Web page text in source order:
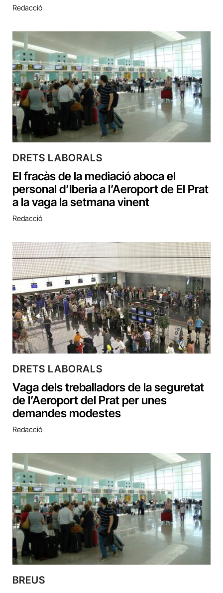
Redacció
DRETS LABORALS
El fracàs de la mediació aboca el
personal d’Iberia a l’Aeroport de El Prat
a la vaga la setmana vinent
Redacció
DRETS LABORALS
Vaga dels treballadors de la seguretat
de l’Aeroport del Prat per unes
demandes modestes
Redacció
BREUS